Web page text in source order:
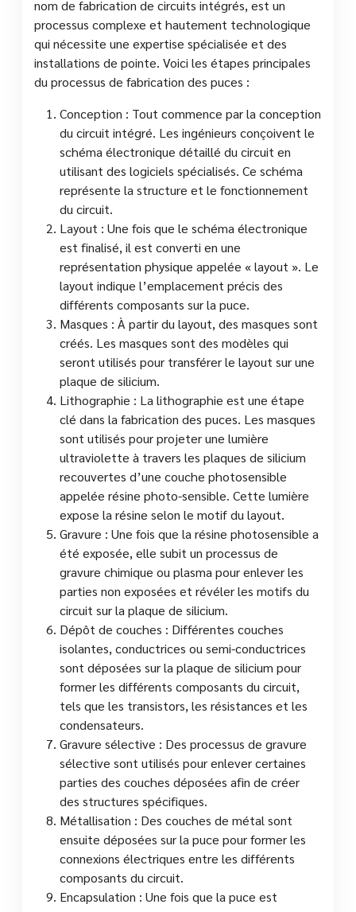
nom de fabrication de circuits intégrés, est un
processus complexe et hautement technologique
qui nécessite une expertise spécialisée et des
installations de pointe. Voici les étapes principales
du processus de fabrication des puces :
Conception : Tout commence par la conception
du circuit intégré. Les ingénieurs conçoivent le
schéma électronique détaillé du circuit en
utilisant des logiciels spécialisés. Ce schéma
représente la structure et le fonctionnement
du circuit.
Layout : Une fois que le schéma électronique
est finalisé, il est converti en une
représentation physique appelée « layout ». Le
layout indique l’emplacement précis des
différents composants sur la puce.
Masques : À partir du layout, des masques sont
créés. Les masques sont des modèles qui
seront utilisés pour transférer le layout sur une
plaque de silicium.
Lithographie : La lithographie est une étape
clé dans la fabrication des puces. Les masques
sont utilisés pour projeter une lumière
ultraviolette à travers les plaques de silicium
recouvertes d’une couche photosensible
appelée résine photo-sensible. Cette lumière
expose la résine selon le motif du layout.
Gravure : Une fois que la résine photosensible a
été exposée, elle subit un processus de
gravure chimique ou plasma pour enlever les
parties non exposées et révéler les motifs du
circuit sur la plaque de silicium.
Dépôt de couches : Différentes couches
isolantes, conductrices ou semi-conductrices
sont déposées sur la plaque de silicium pour
former les différents composants du circuit,
tels que les transistors, les résistances et les
condensateurs.
Gravure sélective : Des processus de gravure
sélective sont utilisés pour enlever certaines
parties des couches déposées afin de créer
des structures spécifiques.
Métallisation : Des couches de métal sont
ensuite déposées sur la puce pour former les
connexions électriques entre les différents
composants du circuit.
Encapsulation : Une fois que la puce est